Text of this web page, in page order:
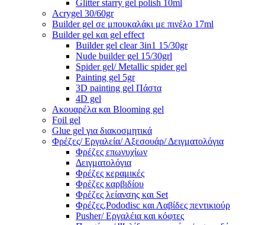
Glitter starry gel polish 10ml
Acrygel 30/60gr
Builder gel σε μπουκαλάκι με πινέλο 17ml
Builder gel και gel effect
Builder gel clear 3in1 15/30gr
Nude builder gel 15/30grl
Spider gel/ Metallic spider gel
Painting gel 5gr
3D painting gel Πάστα
4D gel
Ακουαρέλα και Blooming gel
Foil gel
Glue gel για διακοσμητικά
Φρέζες/ Εργαλεία/ Αξεσουάρ/ Δειγματολόγια
Φρέζες επωνυχίων
Δειγματολόγια
Φρέζες κεραμικές
Φρέζες καρβιδίου
Φρέζες λείανσης και Set
Φρέζες,Pododisc και Λαβίδες πεντικιούρ
Pusher/ Εργαλέια και κόφτες